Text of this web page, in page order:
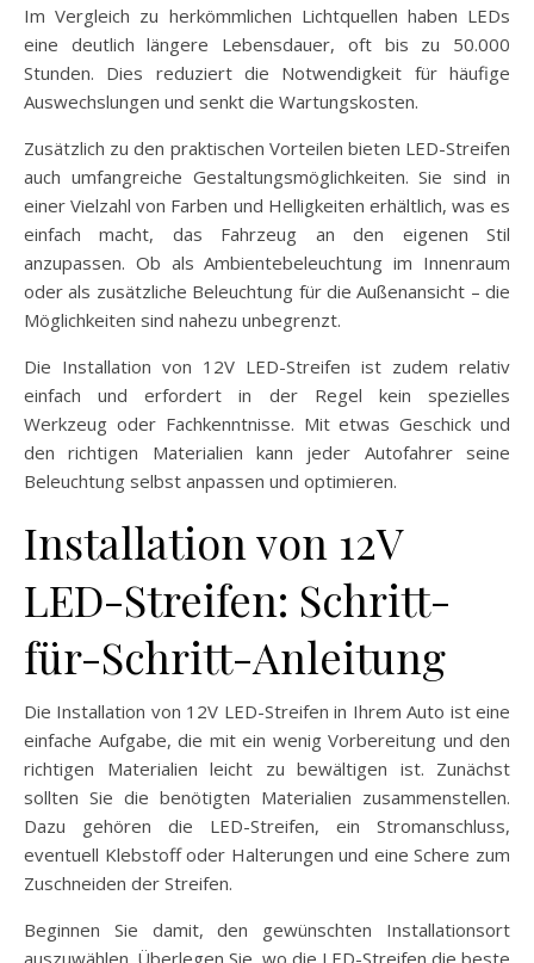
Im Vergleich zu herkömmlichen Lichtquellen haben LEDs
eine deutlich längere Lebensdauer, oft bis zu 50.000
Stunden. Dies reduziert die Notwendigkeit für häufige
Auswechslungen und senkt die Wartungskosten.
Zusätzlich zu den praktischen Vorteilen bieten LED-Streifen
auch umfangreiche Gestaltungsmöglichkeiten. Sie sind in
einer Vielzahl von Farben und Helligkeiten erhältlich, was es
einfach macht, das Fahrzeug an den eigenen Stil
anzupassen. Ob als Ambientebeleuchtung im Innenraum
oder als zusätzliche Beleuchtung für die Außenansicht – die
Möglichkeiten sind nahezu unbegrenzt.
Die Installation von 12V LED-Streifen ist zudem relativ
einfach und erfordert in der Regel kein spezielles
Werkzeug oder Fachkenntnisse. Mit etwas Geschick und
den richtigen Materialien kann jeder Autofahrer seine
Beleuchtung selbst anpassen und optimieren.
Installation von 12V
LED-Streifen: Schritt-
für-Schritt-Anleitung
Die Installation von 12V LED-Streifen in Ihrem Auto ist eine
einfache Aufgabe, die mit ein wenig Vorbereitung und den
richtigen Materialien leicht zu bewältigen ist. Zunächst
sollten Sie die benötigten Materialien zusammenstellen.
Dazu gehören die LED-Streifen, ein Stromanschluss,
eventuell Klebstoff oder Halterungen und eine Schere zum
Zuschneiden der Streifen.
Beginnen Sie damit, den gewünschten Installationsort
auszuwählen. Überlegen Sie, wo die LED-Streifen die beste